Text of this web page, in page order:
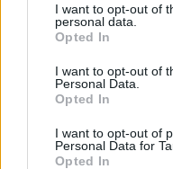
not limited to your visit
grant or deny consent to
use your data for below
consent section.
I want to opt-out of
personal data.
Opted In
I want to opt-out of
Personal Data.
Opted In
I want to opt-out of
Personal Data for
Opted In